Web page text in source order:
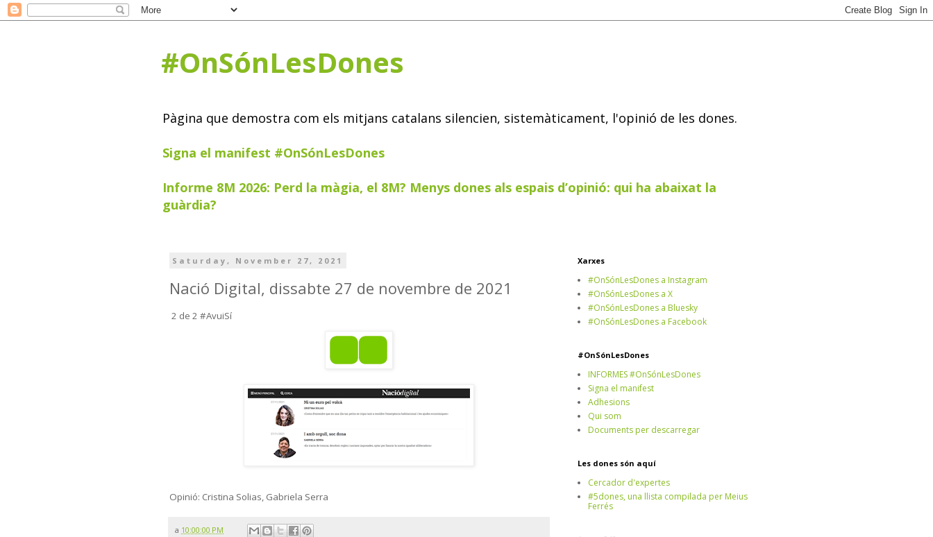
#OnSónLesDones
Pàgina que demostra com els mitjans catalans silencien, sistemàticament, l'opinió de les dones.
Signa el manifest #OnSónLesDones
Informe 8M 2026: Perd la màgia, el 8M? Menys dones als espais d’opinió: qui ha abaixat la
guàrdia?
Saturday, November 27, 2021
Nació Digital, dissabte 27 de novembre de 2021
2 de 2 #AvuiSí
Opinió: Cristina Solias, Gabriela Serra
a 10:00:00 PM
Xarxes
#OnSónLesDones a Instagram
#OnSónLesDones a X
#OnSónLesDones a Bluesky
#OnSónLesDones a Facebook
#OnSónLesDones
INFORMES #OnSónLesDones
Signa el manifest
Adhesions
Qui som
Documents per descarregar
Les dones són aquí
Cercador d'expertes
#5dones, una llista compilada per Meius
Ferrés